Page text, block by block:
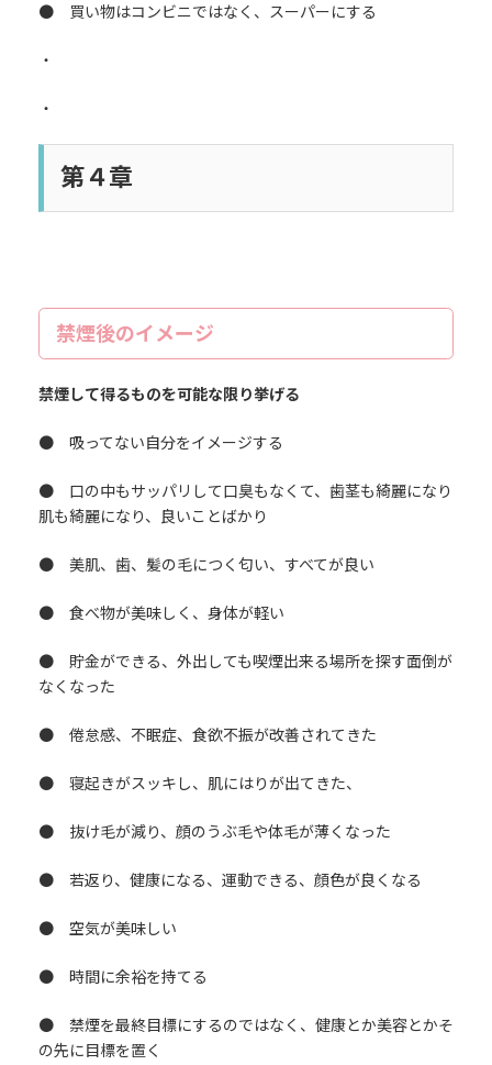
● 買い物はコンビニではなく、スーパーにする
・
・
第４章
禁煙後のイメージ
禁煙して得るものを可能な限り挙げる
● 吸ってない自分をイメージする
● 口の中もサッパリして口臭もなくて、歯茎も綺麗になり
肌も綺麗になり、良いことばかり
● 美肌、歯、髪の毛につく匂い、すべてが良い
● 食べ物が美味しく、身体が軽い
● 貯金ができる、外出しても喫煙出来る場所を探す面倒が
なくなった
● 倦怠感、不眠症、食欲不振が改善されてきた
● 寝起きがスッキし、肌にはりが出てきた、
● 抜け毛が減り、顔のうぶ毛や体毛が薄くなった
● 若返り、健康になる、運動できる、顔色が良くなる
● 空気が美味しい
● 時間に余裕を持てる
● 禁煙を最終目標にするのではなく、健康とか美容とかそ
の先に目標を置く